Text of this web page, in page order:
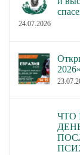
24.07.2026
2026»
ЧТО